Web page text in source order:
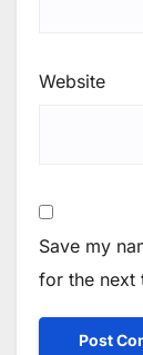
Website
Save my
for the next